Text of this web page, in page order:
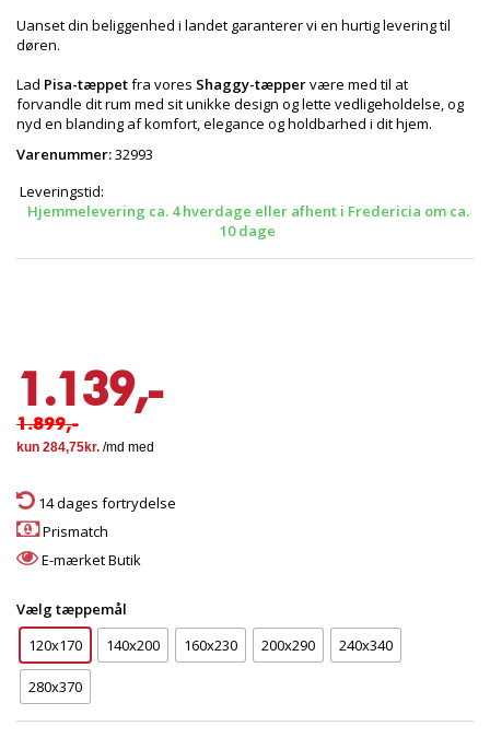
Uanset din beliggenhed i landet garanterer vi en hurtig levering til
døren.
Lad Pisa-tæppetfra vores Shaggy-tæppervære med til at
forvandle dit rum med sit unikke design og lette vedligeholdelse, og
nyd en blanding af komfort, elegance og holdbarhed i dit hjem.
Varenummer:32993
Leveringstid:
Hjemmelevering ca. 4 hverdage eller afhent i Fredericia om ca.
10 dage
1.139,-
1.899,-
14 dages fortrydelse
Prismatch
E-mærket Butik
Vælg tæppemål
120x170
140x200 160x230 200x290 240x340
280x370